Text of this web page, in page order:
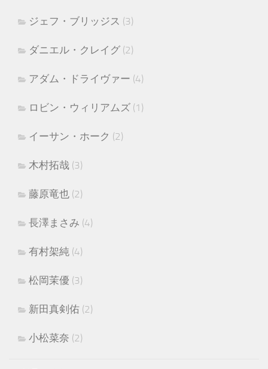
ジェフ・ブリッジス (3)
ダニエル・クレイグ (2)
アダム・ドライヴァー (4)
ロビン・ウィリアムズ (1)
イーサン・ホーク (2)
木村拓哉 (3)
藤原竜也 (2)
長澤まさみ (4)
有村架純 (4)
松岡茉優 (3)
新田真剣佑 (2)
小松菜奈 (2)